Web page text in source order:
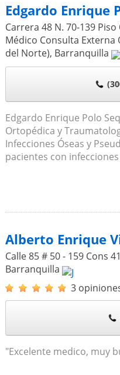
Edgardo Enrique
Carrera 48 N. 70-139
Médico Consulta Externa
del Norte), Barranquilla
Edgardo Enrique Polo
Ortopédica y
Infecciones Óseas y
pacientes con
Alberto Enrique
Calle 85 # 50 - 159 Cons
Barranquilla
3
"Excelente medico, muy